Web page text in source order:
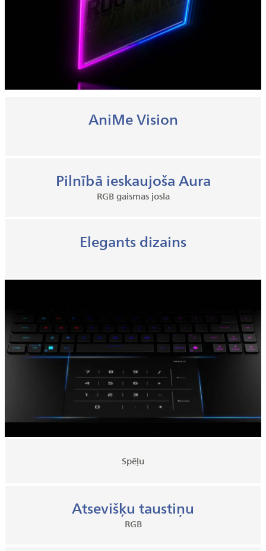
AniMe Vision
Pilnībā ieskaujoša Aura
RGB gaismas josla
Elegants dizains
Spēļu
Atsevišķu taustiņu
RGB